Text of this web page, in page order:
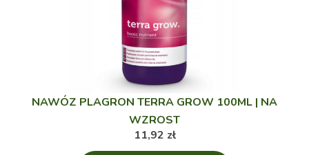
NAWÓZ PLAGRON TERRA GROW 100ML | NA
WZROST
11,92 zł